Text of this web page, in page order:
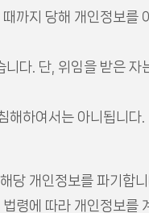
까지 당해 개인정보를
다. 단, 위임을 받은 자
해하여서는 아니됩니다.
당 개인정보를 파기합니
령에 따라 개인정보를